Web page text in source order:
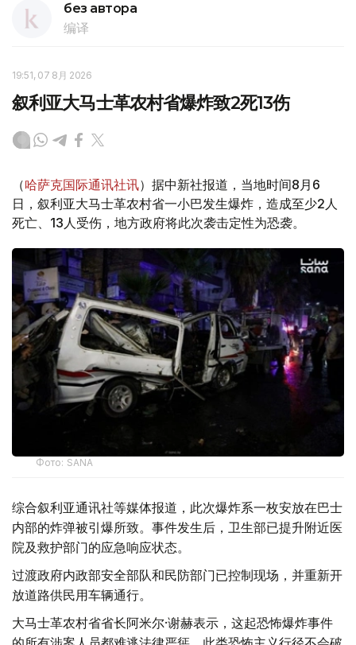
без автора
编译
19:51, 07 8月 2026
叙利亚大马士革农村省爆炸致2死13伤
（哈萨克国际通讯社讯）据中新社报道，当地时间8月6
日，叙利亚大马士革农村省一小巴发生爆炸，造成至少2人
死亡、13人受伤，地方政府将此次袭击定性为恐袭。
Фото: SANA
综合叙利亚通讯社等媒体报道，此次爆炸系一枚安放在巴士
内部的炸弹被引爆所致。事件发生后，卫生部已提升附近医
院及救护部门的应急响应状态。
过渡政府内政部安全部队和民防部门已控制现场，并重新开
放道路供民用车辆通行。
大马士革农村省省长阿米尔·谢赫表示，这起恐怖爆炸事件